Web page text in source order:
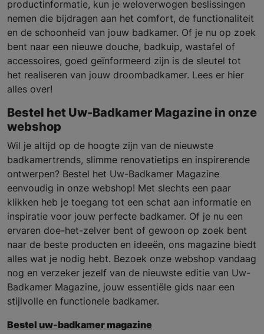
productinformatie, kun je weloverwogen beslissingen
nemen die bijdragen aan het comfort, de functionaliteit
en de schoonheid van jouw badkamer. Of je nu op zoek
bent naar een nieuwe douche, badkuip, wastafel of
accessoires, goed geïnformeerd zijn is de sleutel tot
het realiseren van jouw droombadkamer. Lees er hier
alles over!
Bestel het Uw-Badkamer Magazine in onze
webshop
Wil je altijd op de hoogte zijn van de nieuwste
badkamertrends, slimme renovatietips en inspirerende
ontwerpen? Bestel het Uw-Badkamer Magazine
eenvoudig in onze webshop! Met slechts een paar
klikken heb je toegang tot een schat aan informatie en
inspiratie voor jouw perfecte badkamer. Of je nu een
ervaren doe-het-zelver bent of gewoon op zoek bent
naar de beste producten en ideeën, ons magazine biedt
alles wat je nodig hebt. Bezoek onze webshop vandaag
nog en verzeker jezelf van de nieuwste editie van Uw-
Badkamer Magazine, jouw essentiële gids naar een
stijlvolle en functionele badkamer.
Bestel uw-badkamer magazine